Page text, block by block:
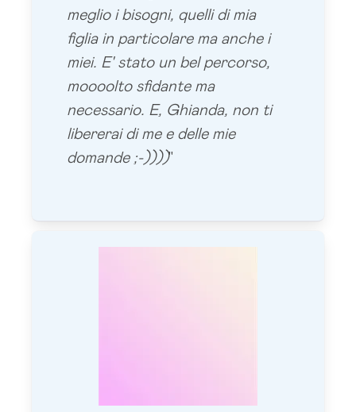
meglio i bisogni, quelli di mia
figlia in particolare ma anche i
miei. E' stato un bel percorso,
moooolto sfidante ma
necessario. E, Ghianda, non ti
libererai di me e delle mie
domande ;-))))"